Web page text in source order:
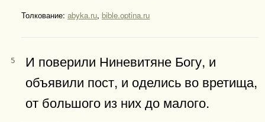
Толкование: abyka.ru, bible.optina.ru
5
И поверили Ниневитяне Богу, и
объявили пост, и оделись во вретища,
от большого из них до малого.